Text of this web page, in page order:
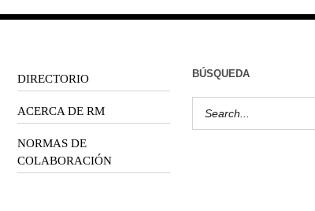
DIRECTORIO
ACERCA DE RM
NORMAS DE
COLABORACIÓN
BÚSQUEDA